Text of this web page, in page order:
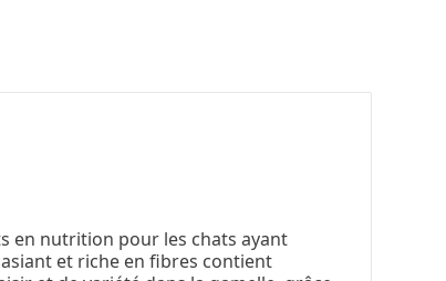
en nutrition pour les chats ayant
et riche en fibres contient